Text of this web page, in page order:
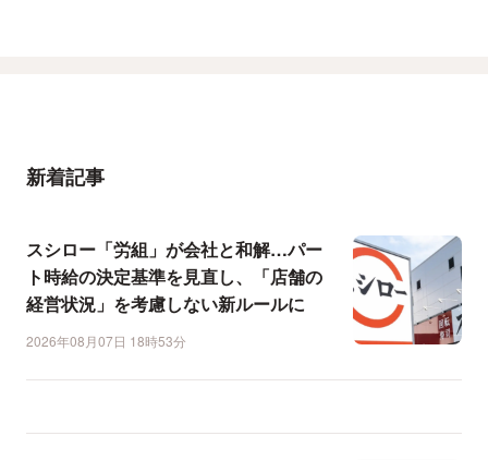
新着記事
スシロー「労組」が会社と和解…パー
ト時給の決定基準を見直し、「店舗の
経営状況」を考慮しない新ルールに
2026年08月07日 18時53分